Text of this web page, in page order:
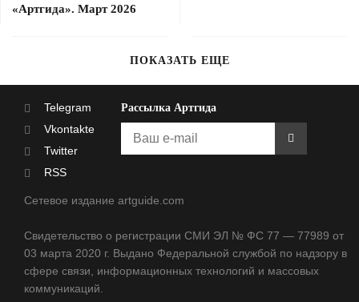
«Артгида». Март 2026
ПОКАЗАТЬ ЕЩЕ
Telegram
Vkontakte
Twitter
RSS
Рассылка Артгида
Сетевое издание artguide.com
Свидетельство о регистрации СМИ ЭЛ № ФС 77 — 77989 от
03 марта 2020 г. Выдано Федеральной службой по надзору в
сфере связи, информационных технологий и массовых
коммуникаций.